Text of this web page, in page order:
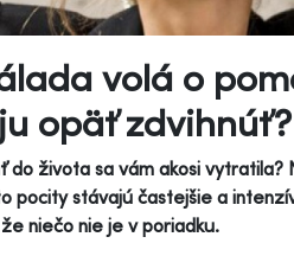
volá o
opäť zdvihnúť?
života sa vám akosi vytratila?
pocity stávajú častejšie a
niečo nie je v poriadku.